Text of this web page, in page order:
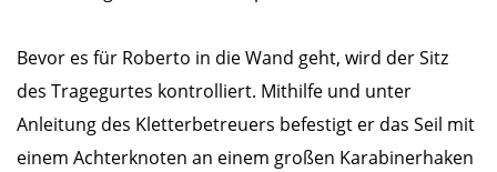
Bevor es für Roberto in die Wand geht, wird der Sitz
des Tragegurtes kontrolliert. Mithilfe und unter
Anleitung des Kletterbetreuers befestigt er das Seil mit
einem Achterknoten an einem großen Karabinerhaken